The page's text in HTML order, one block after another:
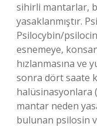
sihirli mantarlar,
yasaklanmıştır.
Psilocybin/
esnemeye,
hızlanmasına ve
sonra dört saate
halüsinasyonlara
mantar neden
bulunan psilosin